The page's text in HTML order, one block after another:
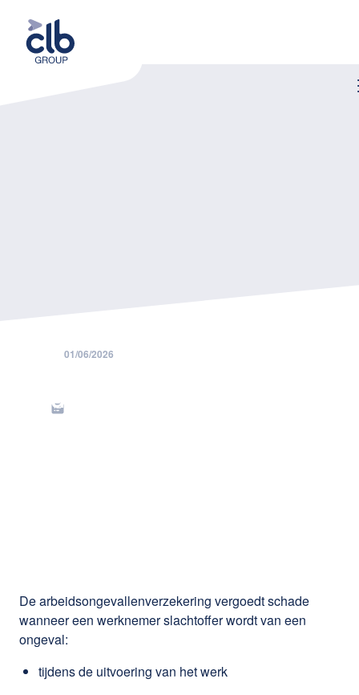
01/06/2026
best via jouw sociaal
De arbeidsongevallenverzekering vergoedt schade
wanneer een werknemer slachtoffer wordt van een
ongeval:
tijdens de uitvoering van het werk